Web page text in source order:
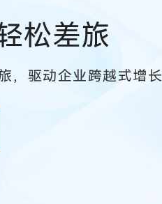
松差旅
，驱动企业跨越式增长